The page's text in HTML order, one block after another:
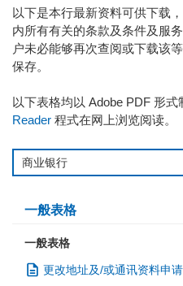
以下是本行最新资料可供下载
内所有有关的条款及条件及服
户未必能够再次查阅或下载该
保存。
以下表格均以 Adobe PDF 形式
Reader 程式在网上浏览阅读。
一般表格
一般表格
更改地址及/或通讯资料申